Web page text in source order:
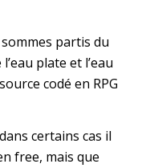
partis du
plate et l’eau
codé en RPG
certains cas il
free, mais que